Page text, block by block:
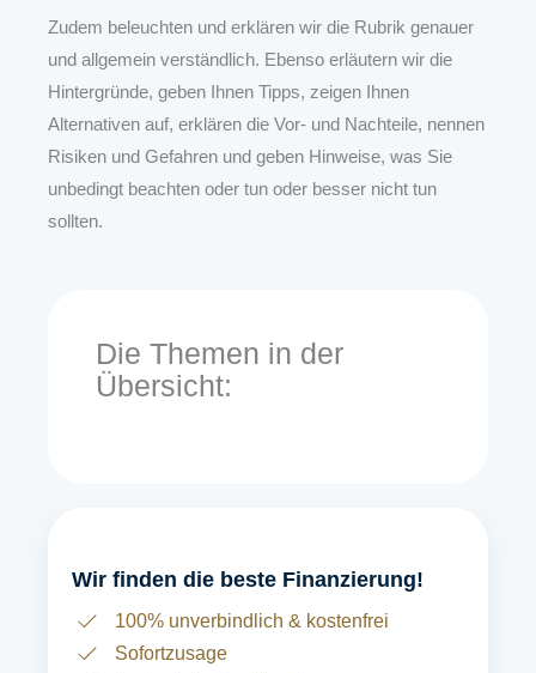
Zudem beleuchten und erklären wir die Rubrik genauer
und allgemein verständlich. Ebenso erläutern wir die
Hintergründe, geben Ihnen Tipps, zeigen Ihnen
Alternativen auf, erklären die Vor- und Nachteile, nennen
Risiken und Gefahren und geben Hinweise, was Sie
unbedingt beachten oder tun oder besser nicht tun
sollten.
Die Themen in der
Übersicht:
Wir finden die beste Finanzierung!
100% unverbindlich & kostenfrei
Sofortzusage